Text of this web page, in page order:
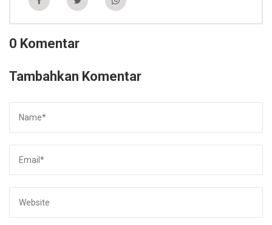
0 Komentar
Tambahkan Komentar